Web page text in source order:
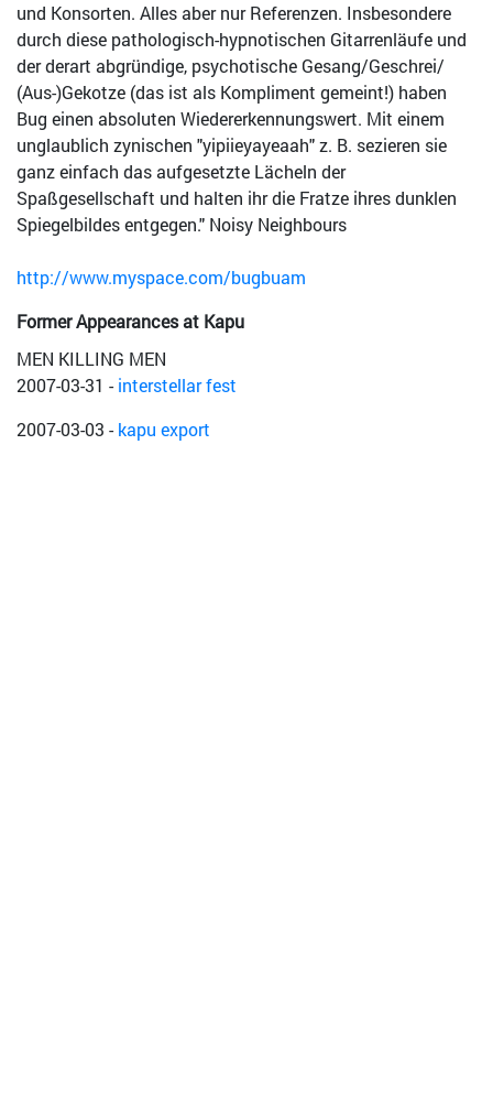
und Konsorten. Alles aber nur Referenzen. Insbesondere
durch diese pathologisch-hypnotischen Gitarrenläufe und
der derart abgründige, psychotische Gesang/Geschrei/
(Aus-)Gekotze (das ist als Kompliment gemeint!) haben
Bug einen absoluten Wiedererkennungswert. Mit einem
unglaublich zynischen "yipiieyayeaah" z. B. sezieren sie
ganz einfach das aufgesetzte Lächeln der
Spaßgesellschaft und halten ihr die Fratze ihres dunklen
Spiegelbildes entgegen." Noisy Neighbours
http://www.myspace.com/bugbuam
Former Appearances at Kapu
MEN KILLING MEN
2007-03-31 -interstellar fest
2007-03-03 -kapu export